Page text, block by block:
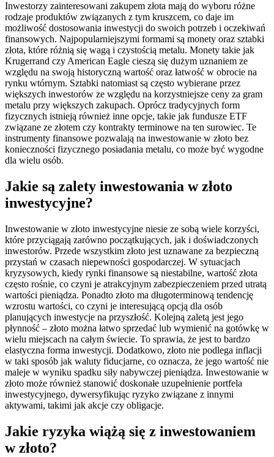
Inwestorzy zainteresowani zakupem złota mają do wyboru różne
rodzaje produktów związanych z tym kruszcem, co daje im
możliwość dostosowania inwestycji do swoich potrzeb i oczekiwań
finansowych. Najpopularniejszymi formami są monety oraz sztabki
złota, które różnią się wagą i czystością metalu. Monety takie jak
Krugerrand czy American Eagle cieszą się dużym uznaniem ze
względu na swoją historyczną wartość oraz łatwość w obrocie na
rynku wtórnym. Sztabki natomiast są często wybierane przez
większych inwestorów ze względu na korzystniejsze ceny za gram
metalu przy większych zakupach. Oprócz tradycyjnych form
fizycznych istnieją również inne opcje, takie jak fundusze ETF
związane ze złotem czy kontrakty terminowe na ten surowiec. Te
instrumenty finansowe pozwalają na inwestowanie w złoto bez
konieczności fizycznego posiadania metalu, co może być wygodne
dla wielu osób.
Jakie są zalety inwestowania w złoto
inwestycyjne?
Inwestowanie w złoto inwestycyjne niesie ze sobą wiele korzyści,
które przyciągają zarówno początkujących, jak i doświadczonych
inwestorów. Przede wszystkim złoto jest uznawane za bezpieczną
przystań w czasach niepewności gospodarczej. W sytuacjach
kryzysowych, kiedy rynki finansowe są niestabilne, wartość złota
często rośnie, co czyni je atrakcyjnym zabezpieczeniem przed utratą
wartości pieniądza. Ponadto złoto ma długoterminową tendencję
wzrostu wartości, co czyni je interesującą opcją dla osób
planujących inwestycje na przyszłość. Kolejną zaletą jest jego
płynność – złoto można łatwo sprzedać lub wymienić na gotówkę w
wielu miejscach na całym świecie. To sprawia, że jest to bardzo
elastyczna forma inwestycji. Dodatkowo, złoto nie podlega inflacji
w taki sposób jak waluty fiducjarne, co oznacza, że jego wartość nie
maleje w wyniku spadku siły nabywczej pieniądza. Inwestowanie w
złoto może również stanowić doskonałe uzupełnienie portfela
inwestycyjnego, dywersyfikując ryzyko związane z innymi
aktywami, takimi jak akcje czy obligacje.
Jakie ryzyka wiążą się z inwestowaniem
w złoto?